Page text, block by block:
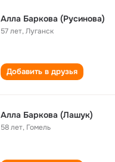
Алла Баркова (Русинова)
57 лет,Луганск
Добавить в друзья
Алла Баркова (Лашук)
58 лет, Гомель